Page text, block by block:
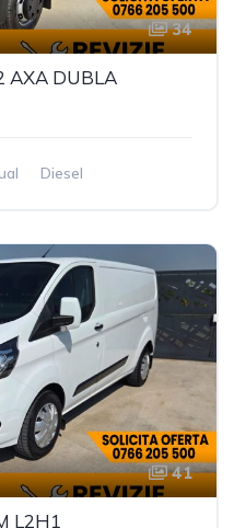
34
AXA DUBLA
Diesel
41
L2H1